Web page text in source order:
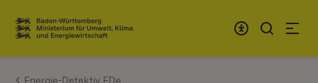
Zum Inhalt springen
Link zur Startseite
Energie-Detektiv EDe